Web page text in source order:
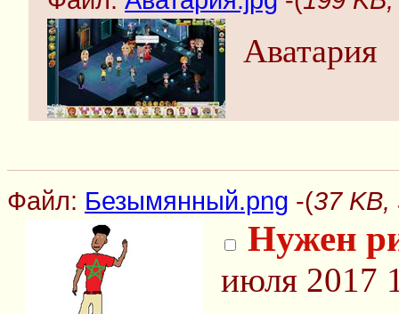
Аватария
Файл: Безымянный.png -(37
Нужен
июля 2017